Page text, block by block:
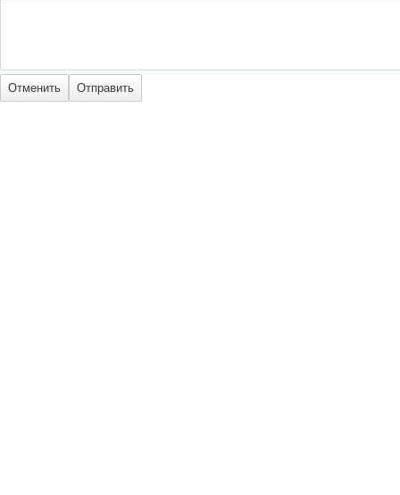
Отменить Отправить